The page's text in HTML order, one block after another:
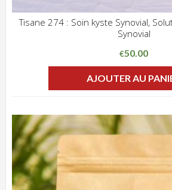
Tisane 274 : Soin kyste Synovial,
Synovial
€50.00
AJOUTER AU